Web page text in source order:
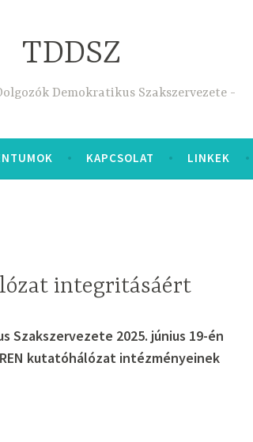
TDDSZ
Demokratikus Szakszervezete
KAPCSOLAT LINKEK
integritásáért
Szakszervezete 2025. június 19-én
kutatóhálózat intézményeinek